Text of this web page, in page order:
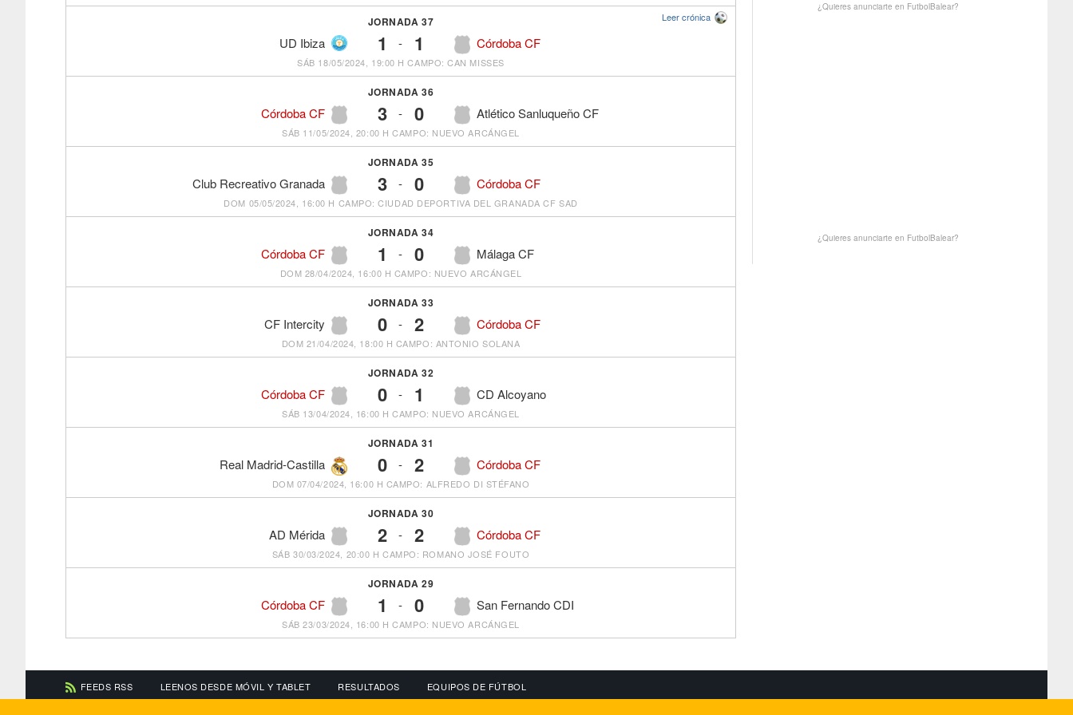
JORNADA 37
UD Ibiza 1 - Córdoba CF
1
SÁB 18/05/2024, 19:00 H CAMPO: CAN MISSES
Leer crónica
JORNADA 36
Córdoba CF 3 - Atlético Sanluqueño CF
0
SÁB 11/05/2024, 20:00 H CAMPO: NUEVO ARCÁNGEL
JORNADA 35
Club Recreativo Granada 3 - Córdoba CF
0
DOM 05/05/2024, 16:00 H CAMPO: CIUDAD DEPORTIVA DEL GRANADA CF SAD
JORNADA 34
Córdoba CF 1 - Málaga CF
0
DOM 28/04/2024, 16:00 H CAMPO: NUEVO ARCÁNGEL
JORNADA 33
CF Intercity 0 - Córdoba CF
2
DOM 21/04/2024, 18:00 H CAMPO: ANTONIO SOLANA
JORNADA 32
Córdoba CF 0 - CD Alcoyano
1
SÁB 13/04/2024, 16:00 H CAMPO: NUEVO ARCÁNGEL
JORNADA 31
Real Madrid-Castilla 0 - Córdoba CF
2
DOM 07/04/2024, 16:00 H CAMPO: ALFREDO DI STÉFANO
JORNADA 30
AD Mérida 2 - Córdoba CF
2
SÁB 30/03/2024, 20:00 H CAMPO: ROMANO JOSÉ FOUTO
JORNADA 29
Córdoba CF 1 - San Fernando CDI
0
SÁB 23/03/2024, 16:00 H CAMPO: NUEVO ARCÁNGEL
¿Quieres anunciarte en FutbolBalear?
¿Quieres anunciarte en FutbolBalear?
FEEDS RSS LEENOS DESDE MÓVIL Y TABLET RESULTADOS EQUIPOS DE FÚTBOL